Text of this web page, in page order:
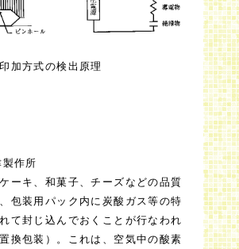
加方式の検出原理
作所
ーキ、和菓子、チーズなどの品質
包装用パック内に炭酸ガス等の特
て封じ込んでおくことが行なわれ
換包装）。これは、空気中の酸素